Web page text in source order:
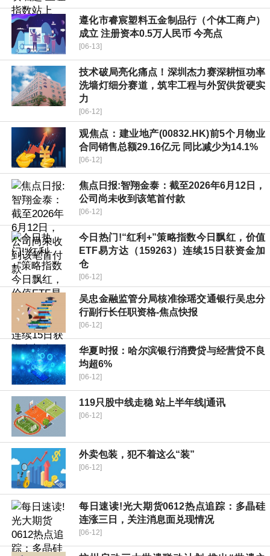
遵化市睿宸塑料五金制品行（个体工商户）
成立 注册资本0.5万人民币 今亮点
[06-13]
技术破局亮化痛点！深圳杰力赛深耕恒功率
洗墙灯细分赛道，筑牢工程与外贸供货硬实
力
[06-12]
观焦点：建业地产(00832.HK)前5个月物业
合同销售总额29.16亿元 同比减少为14.1%
[06-12]
焦点日报:智翔金泰：截至2026年6月12日，
公司尚未收到该笔首付款
[06-12]
今日热门!“红利+”策略指数今日飘红，价值
ETF易方达（159263）连续15日获资金加
仓
[06-12]
吴忠金融监管分局核准徐瑶交通银行吴忠分
行副行长任职资格-焦点快报
[06-12]
华夏时报：哈尔滨银行消费贷与经营贷不良
均超6%
[06-12]
119只股中线走稳 站上半年线|通讯
[06-12]
外卖包装，犯不着这么“装”
[06-12]
每日速读!光大期货0612热点追踪：多晶硅
连涨三日，关注消息面兑现情况
[06-12]